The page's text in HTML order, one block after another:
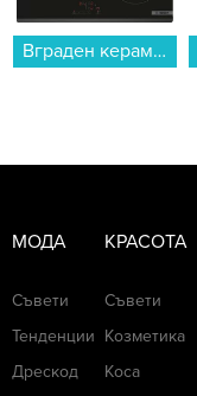
Вграден керамичен плот Bosch PKM631BB2E . , Електрически...
МОДА
Съвети
Тенденции
Дрескод
КРАСОТА
Съвети
Козметика
Коса